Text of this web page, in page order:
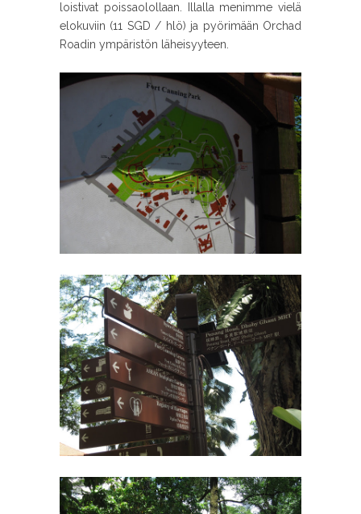
loistivat poissaolollaan. Illalla menimme vielä
elokuviin (11 SGD / hlö) ja pyörimään Orchad
Roadin ympäristön läheisyyteen.